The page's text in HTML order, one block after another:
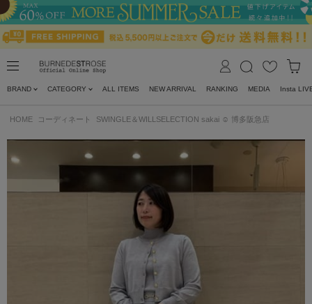
BRAND CATEGORY ALL ITEMS NEW ARRIVAL RANKING MEDIA Insta
HOME コーディネート SWINGLE＆WILLSELECTION sakai ☺︎ 博多阪急店